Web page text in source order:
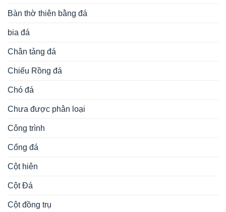
Bàn thờ thiên bằng đá
bia đá
Chân tảng đá
Chiếu Rồng đá
Chó đá
Chưa được phân loại
Công trình
Cổng đá
Cột hiên
Cột Đá
Cột đồng trụ